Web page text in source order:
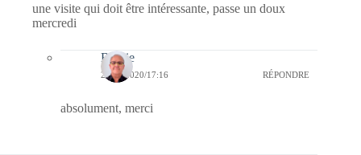
une visite qui doit être intéressante, passe un doux
mercredi
Bernie
26/08/2020/17:16 RÉPONDRE
absolument, merci